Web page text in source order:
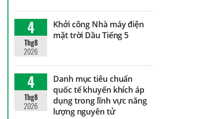
4
Thg8
2026
Khởi công Nhà máy điện
mặt trời Dầu Tiếng 5
4
Thg8
2026
Danh mục tiêu chuẩn
quốc tế khuyến khích áp
dụng trong lĩnh vực năng
lượng nguyên tử